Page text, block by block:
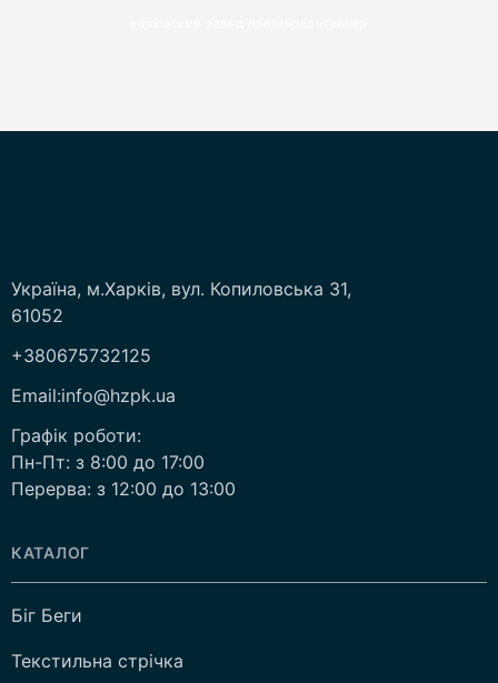
Україна, м.Харків, вул. Копиловська 31,
61052
+380675732125
Email:info@hzpk.ua
Графік роботи:
Пн-Пт: з 8:00 до 17:00
Перерва: з 12:00 до 13:00
КАТАЛОГ
Біг Беги
Текстильна стрічка